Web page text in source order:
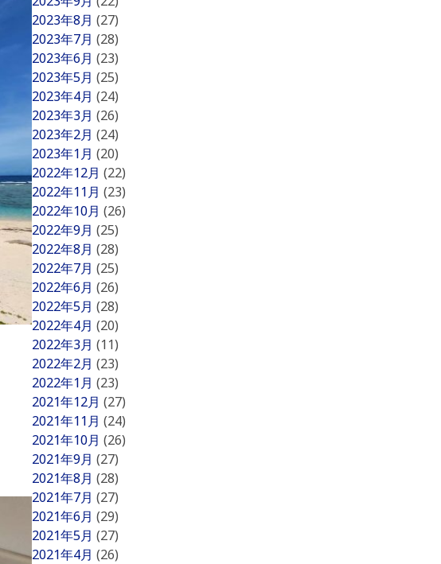
2023年8月 (27)
2023年7月 (28)
2023年6月 (23)
2023年5月 (25)
2023年4月 (24)
2023年3月 (26)
2023年2月 (24)
2023年1月 (20)
2022年12月 (22)
2022年11月 (23)
2022年10月 (26)
2022年9月 (25)
2022年8月 (28)
2022年7月 (25)
2022年6月 (26)
2022年5月 (28)
2022年4月 (20)
2022年3月 (11)
2022年2月 (23)
2022年1月 (23)
2021年12月 (27)
2021年11月 (24)
2021年10月 (26)
2021年9月 (27)
2021年8月 (28)
2021年7月 (27)
2021年6月 (29)
2021年5月 (27)
2021年4月 (26)